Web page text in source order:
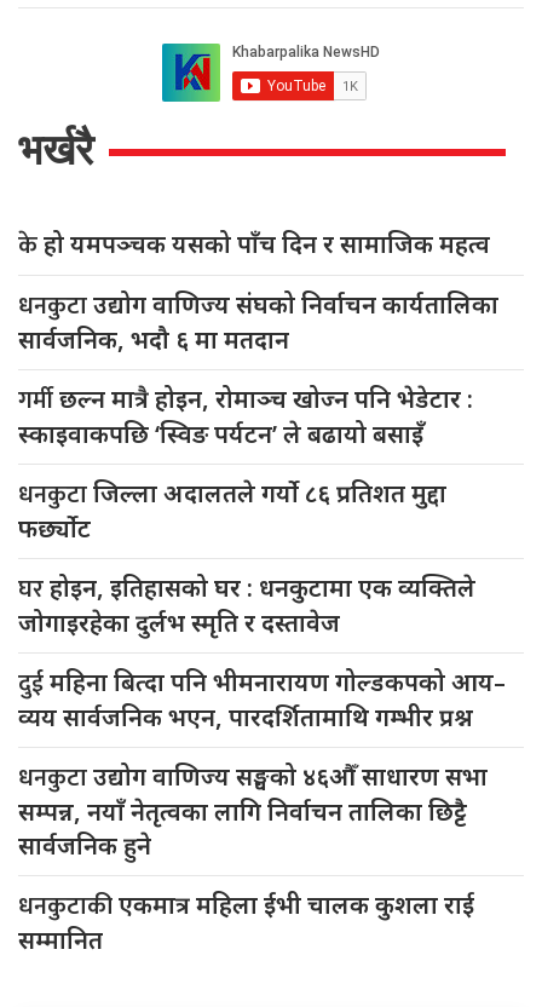
भर्खरै
केहो यमपञ्चक यसको पाँच दिन र सामाजिक महत्व
धनकुटाउद्योग वाणिज्य संघको निर्वाचन कार्यतालिका
सार्वजनिक, भदौ ६ मा मतदान
गर्मीछल्न मात्रै होइन, रोमाञ्च खोज्न पनि भेडेटार :
स्काइवाकपछि ‘स्विङ पर्यटन’ ले बढायो बसाइँ
धनकुटाजिल्ला अदालतले गर्यो ८६ प्रतिशत मुद्दा
फर्छ्योट
घरहोइन, इतिहासको घर : धनकुटामा एक व्यक्तिले
जोगाइरहेका दुर्लभ स्मृति र दस्तावेज
दुईमहिना बित्दा पनि भीमनारायण गोल्डकपको आय–
व्यय सार्वजनिक भएन, पारदर्शितामाथि गम्भीर प्रश्न
धनकुटाउद्योग वाणिज्य सङ्घको ४६औँ साधारण सभा
सम्पन्न, नयाँ नेतृत्वका लागि निर्वाचन तालिका छिट्टै
सार्वजनिक हुने
धनकुटाकीएकमात्र महिला ईभी चालक कुशला राई
सम्मानित